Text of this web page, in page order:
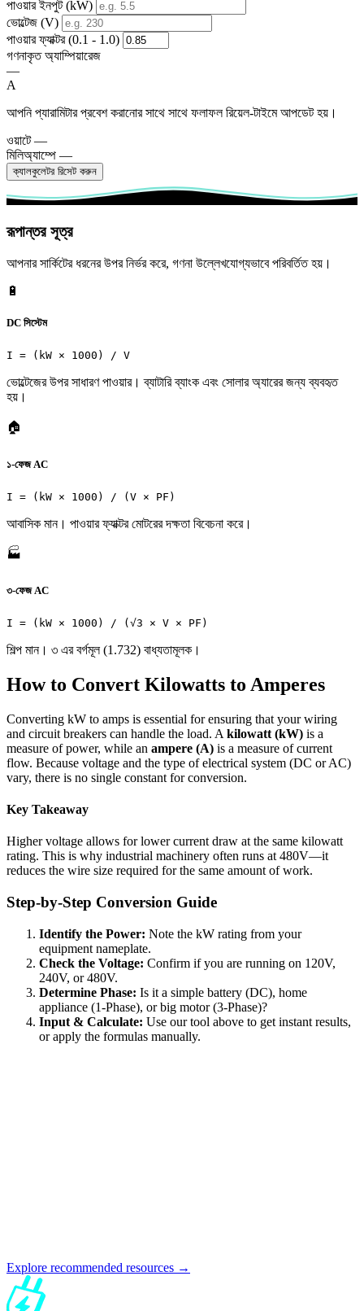
পাওয়ার ইনপুট (kW)
ভোল্টেজ (V)
পাওয়ার ফ্যাক্টর (0.1 - 1.0)
গণনাকৃত অ্যাম্পিয়ারেজ
—
A
আপনি প্যারামিটার প্রবেশ করানোর সাথে সাথে ফলাফল রিয়েল-টাইমে আপডেট হয়।
ওয়াটে —
মিলিঅ্যাম্পে —
ক্যালকুলেটর রিসেট করুন
রূপান্তর সূত্র
আপনার সার্কিটের ধরনের উপর নির্ভর করে, গণনা উল্লেখযোগ্যভাবে পরিবর্তিত হয়।
🔋
DC সিস্টেম
I = (kW × 1000) / V
ভোল্টেজের উপর সাধারণ পাওয়ার। ব্যাটারি ব্যাংক এবং সোলার অ্যারের জন্য ব্যবহৃত
হয়।
🏠
১-ফেজ AC
I = (kW × 1000) / (V × PF)
আবাসিক মান। পাওয়ার ফ্যাক্টর মোটরের দক্ষতা বিবেচনা করে।
🏭
৩-ফেজ AC
I = (kW × 1000) / (√3 × V × PF)
শিল্প মান। ৩ এর বর্গমূল (1.732) বাধ্যতামূলক।
How to Convert Kilowatts to Amperes
Converting kW to amps is essential for ensuring that your wiring
and circuit breakers can handle the load. A kilowatt (kW) is a
measure of power, while an ampere (A) is a measure of current
flow. Because voltage and the type of electrical system (DC or AC)
vary, there is no single constant for conversion.
Key Takeaway
Higher voltage allows for lower current draw at the same kilowatt
rating. This is why industrial machinery often runs at 480V—it
reduces the wire size required for the same amount of work.
Step-by-Step Conversion Guide
Identify the Power: Note the kW rating from your
equipment nameplate.
Check the Voltage: Confirm if you are running on 120V,
240V, or 480V.
Determine Phase: Is it a simple battery (DC), home
appliance (1-Phase), or big motor (3-Phase)?
Input & Calculate: Use our tool above to get instant results,
or apply the formulas manually.
Explore recommended resources →